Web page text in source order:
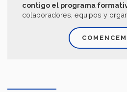
contigo el programa
colaboradores, equipos y